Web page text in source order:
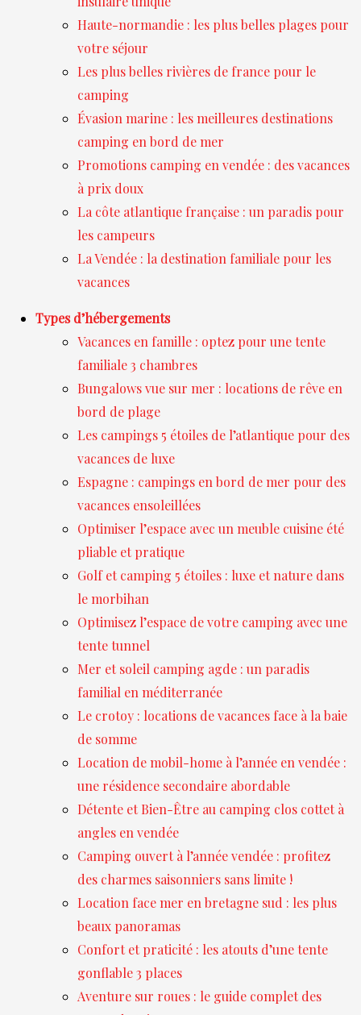
Haute-normandie : les plus belles plages pour
votre séjour
Les plus belles rivières de france pour le
camping
Évasion marine : les meilleures destinations
camping en bord de mer
Promotions camping en vendée : des vacances
à prix doux
La côte atlantique française : un paradis pour
les campeurs
La Vendée : la destination familiale pour les
vacances
Types d’hébergements
Vacances en famille : optez pour une tente
familiale 3 chambres
Bungalows vue sur mer : locations de rêve en
bord de plage
Les campings 5 étoiles de l’atlantique pour des
vacances de luxe
Espagne : campings en bord de mer pour des
vacances ensoleillées
Optimiser l’espace avec un meuble cuisine été
pliable et pratique
Golf et camping 5 étoiles : luxe et nature dans
le morbihan
Optimisez l’espace de votre camping avec une
tente tunnel
Mer et soleil camping agde : un paradis
familial en méditerranée
Le crotoy : locations de vacances face à la baie
de somme
Location de mobil-home à l’année en vendée :
une résidence secondaire abordable
Détente et Bien-Être au camping clos cottet à
angles en vendée
Camping ouvert à l’année vendée : profitez
des charmes saisonniers sans limite !
Location face mer en bretagne sud : les plus
beaux panoramas
Confort et praticité : les atouts d’une tente
gonflable 3 places
Aventure sur roues : le guide complet des